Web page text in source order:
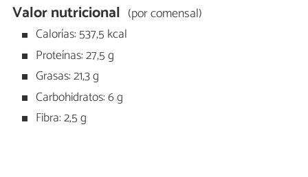
Valor nutricional (por comensal)
Calorías: 537,5 kcal
Proteínas: 27,5 g
Grasas: 21,3 g
Carbohidratos: 6 g
Fibra: 2,5 g